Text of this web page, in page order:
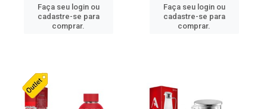
Faça seu login ou
cadastre-se para
comprar.
Faça seu login ou
cadastre-se para
comprar.